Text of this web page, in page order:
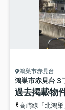
鴻巣市赤見台
鴻巣市赤見台３
過去掲載物
高崎線「北鴻